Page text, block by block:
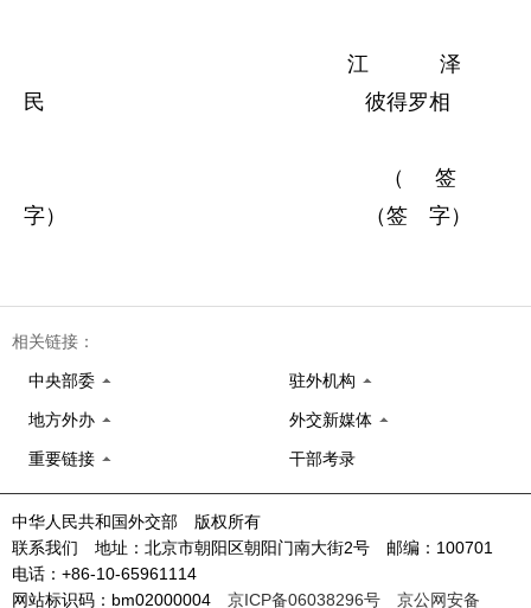
江 泽
民 彼得罗相
（签
字） （签 字）
相关链接：
中央部委 驻外机构
地方外办 外交新媒体
重要链接 干部考录
中华人民共和国外交部 版权所有
联系我们 地址：北京市朝阳区朝阳门南大街2号 邮编：100701
电话：+86-10-65961114
网站标识码：bm02000004 京ICP备06038296号 京公网安备